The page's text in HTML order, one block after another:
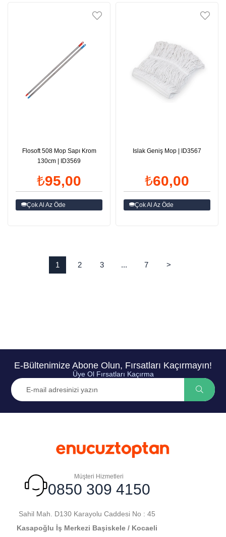
Flosoft 508 Mop Sapı Krom
130cm | ID3569
₺95,00
Çok Al Az Öde
Islak Geniş Mop | ID3567
₺60,00
Çok Al Az Öde
1 2 3 ... 7 >
E-Bültenimize Abone Olun, Fırsatları Kaçırmayın!
Üye Ol Fırsatları Kaçırma
Müşteri Hizmetleri
0850 309 4150
Sahil Mah. D130 Karayolu Caddesi No : 45
Kasapoğlu İş Merkezi Başiskele / Kocaeli